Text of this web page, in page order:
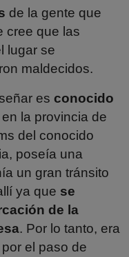
de la gente que
cree que las
lugar se
maldecidos.
es conocido
la provincia de
del conocido
poseía una
un gran tránsito
ya que se
de la
. Por lo tanto, era
el paso de